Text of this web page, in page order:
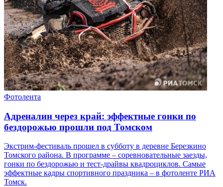
Фотолента
Адреналин через край: эффектные гонки по
бездорожью прошли под Томском
Экстрим-фестиваль прошел в субботу в деревне Березкино
Томского района. В программе – соревновательные заезды,
гонки по бездорожью и тест-драйвы квадроциклов. Самые
эффектные кадры спортивного праздника – в фотоленте РИА
Томск.